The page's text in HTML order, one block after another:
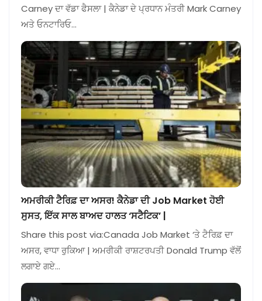
Carney ਦਾ ਵੱਡਾ ਫੈਸਲਾ | ਕੈਨੇਡਾ ਦੇ ਪ੍ਰਧਾਨ ਮੰਤਰੀ Mark Carney
ਅਤੇ ਓਨਟਾਰਿਓ…
ਅਮਰੀਕੀ ਟੈਰਿਫ਼ ਦਾ ਅਸਰ! ਕੈਨੇਡਾ ਦੀ Job Market ਹੋਈ
ਸੁਸਤ, ਇੱਕ ਸਾਲ ਬਾਅਦ ਹਾਲਤ ‘ਸਟੈਟਿਕ’ |
Share this post via:Canada Job Market ‘ਤੇ ਟੈਰਿਫ਼ ਦਾ
ਅਸਰ, ਵਾਧਾ ਰੁਕਿਆ | ਅਮਰੀਕੀ ਰਾਸ਼ਟਰਪਤੀ Donald Trump ਵੱਲੋਂ
ਲਗਾਏ ਗਏ…